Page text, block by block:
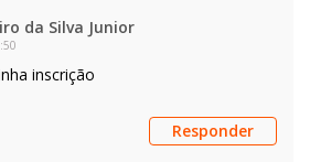
da Silva Junior
inscrição
Responder